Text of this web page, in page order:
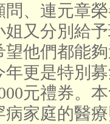
問 、連元章
姐又分別給
望他們都能
年更是特別
元禮券。
病家庭的醫